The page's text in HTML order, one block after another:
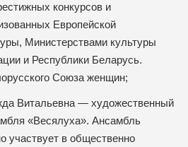
конкурсов и
Европейской
Министерствами культуры
и Республики Беларусь.
Союза женщин;
Витальевна — художественный
«Весялуха». Ансамбль
участвует в общественно